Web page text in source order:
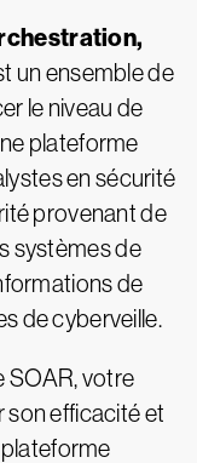
un ensemble de
le niveau de
plateforme
en sécurité
provenant de
systèmes de
de
de cyberveille.
SOAR, votre
son efficacité et
plateforme